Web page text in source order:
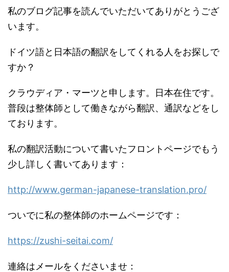
私のブログ記事を読んでいただいてありがとうござ
います。
ドイツ語と日本語の翻訳をしてくれる人をお探しで
すか？
クラウディア・マーツと申します。日本在住です。
普段は整体師として働きながら翻訳、通訳などをし
ております。
私の翻訳活動について書いたフロントページでもう
少し詳しく書いてあります：
http://www.german-japanese-translation.pro/
ついでに私の整体師のホームページです：
https://zushi-seitai.com/
連絡はメールをくださいませ：